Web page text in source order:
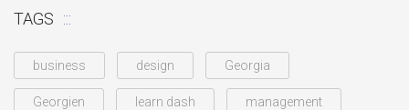
TAGS
business design Georgia
Georgien learn dash management